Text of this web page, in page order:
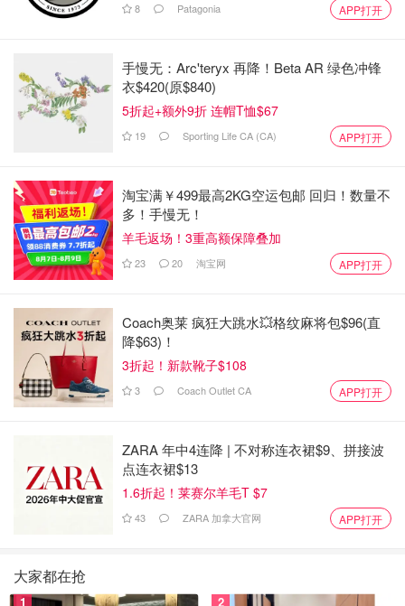
8 Patagonia APP打开
手慢无：Arc'teryx 再降！Beta AR 绿色冲锋
衣$420(原$840)
5折起+额外9折 连帽T恤$67
19 Sporting Life CA (CA) APP打开
淘宝满￥499最高2KG空运包邮 回归！数量不
多！手慢无！
羊毛返场！3重高额保障叠加
23 20 淘宝网 APP打开
Coach奥莱 疯狂大跳水💥格纹麻将包$96(直
降$63)！
3折起！新款靴子$108
3 Coach Outlet CA APP打开
ZARA 年中4连降 | 不对称连衣裙$9、拼接波
点连衣裙$13
1.6折起！莱赛尔羊毛T $7
43 ZARA 加拿大官网 APP打开
大家都在抢
1 2